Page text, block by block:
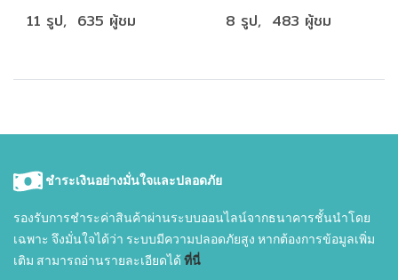
11 รูป, 635 ผู้ชม 8 รูป, 483 ผู้ชม
ชำระเงินอย่างมั่นใจและปลอดภัย
รองรับการชำระค่าสินค้าผ่านระบบออนไลน์จากธนาคารชั้นนำโดย
เฉพาะ จึงมั่นใจได้ว่า ระบบมีความปลอดภัยสูง หากต้องการข้อมูลเพิ่ม
เติม สามารถอ่านรายละเอียดได้ ที่นี่